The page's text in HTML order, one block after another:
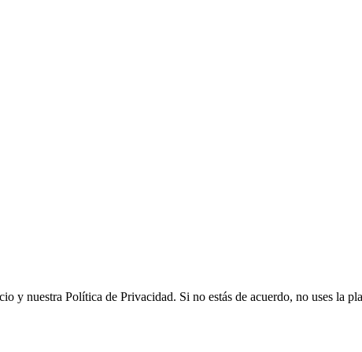
y nuestra Política de Privacidad. Si no estás de acuerdo, no uses la